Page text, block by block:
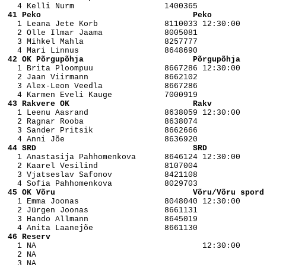
41 Peko                                Peko
1 Leana Jete Korb              8110033 12:30:00
   2 Olle Ilmar Jaama             8005081
   3 Mihkel Mahla                 8257777
42 OK Põrgupõhja                       Põrgupõhja
1 Brita Ploompuu               8667286 12:30:00
   2 Jaan Viirmann                8662102
   3 Alex-Leon Veedla             8667286
43 Rakvere OK                          Rakv
1 Leenu Aasrand                8638059 12:30:00
   2 Ragnar Rooba                 8638074
   3 Sander Pritsik               8662666
44 SRD                                 SRD
1 Anastasija Pahhomenkova      8646124 12:30:00
   2 Kaarel Vesilind              8107004
   3 Vjatseslav Safonov           8421108
45 OK Võru                             Võru/Võru spord
1 Emma Joonas                  8048040 12:30:00
   2 Jürgen Joonas                8661131
   3 Hando Allmann                8645019
46 Reserv
1 NA                                   12:30:00
   2 NA